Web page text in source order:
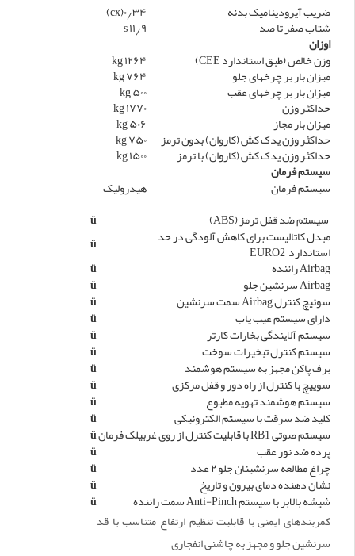
ضریب آیرودینامیک بدنه
۰٫۳۴(cx)
شتاب صفر تا صد ۱۱٫۹ s
اوزان
وزن خالص (طبق استاندارد CEE) ۱۲۶۴ kg
میزان بار بر چرخهای جلو ۷۶۴ kg
میزان بار بر چرخهای عقب ۵۰۰ kg
حداکثر وزن ۱۷۷۰ kg
میزان بار مجاز ۵۰۶ kg
حداکثر وزن یدک کش (کاروان) بدون ترمز ۷۵۰ kg
حداکثر وزن یدک کش (کاروان) با ترمز ۱۵۰۰ kg
سیستم فرمان
سیستم فرمان
هیدرولیک
سیستم ضد قفل ترمز (ABS)
ü
مبدل کاتالیست برای کاهش آلودگی در حد
استاندارد EURO2
ü
Airbag راننده
ü
Airbag سرنشین جلو ü
سوئیچ کنترل Airbag سمت سرنشین ü
دارای سیستم عیب یاب ü
سیستم آلایندگی بخارات کارتر ü
سیستم کنترل تبخیرات سوخت ü
برف پاکن مجهز به سیستم هوشمند ü
سوییچ با کنترل از راه دور و قفل مرکزی ü
سیستم هوشمند تهویه مطبوع ü
کلید ضد سرقت با سیستم الکترونیکی ü
سیستم صوتی RB1 با قابلیت کنترل از روی غربیلک فرمان ü
پرده ضد نور عقب ü
چراغ مطالعه سرنشینان جلو ۲ عدد ü
نشان دهنده دمای بیرون و تاریخ ü
شیشه بالابر با سیستم Anti-Pinch سمت راننده
ü
کمربندهای ایمنی با قابلیت تنظیم ارتفاع متناسب با قد
سرنشین جلو و مجهز به چاشنی انفجاری